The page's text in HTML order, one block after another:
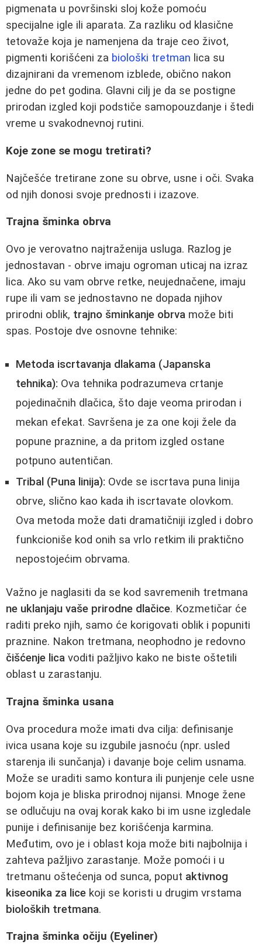
pigmenata u površinski sloj kože pomoću
specijalne igle ili aparata. Za razliku od klasične
tetovaže koja je namenjena da traje ceo život,
pigmenti korišćeni za biološki tretman lica su
dizajnirani da vremenom izblede, obično nakon
jedne do pet godina. Glavni cilj je da se postigne
prirodan izgled koji podstiče samopouzdanje i štedi
vreme u svakodnevnoj rutini.
Koje zone se mogu tretirati?
Najčešće tretirane zone su obrve, usne i oči. Svaka
od njih donosi svoje prednosti i izazove.
Trajna šminka obrva
Ovo je verovatno najtraženija usluga. Razlog je
jednostavan - obrve imaju ogroman uticaj na izraz
lica. Ako su vam obrve retke, neujednačene, imaju
rupe ili vam se jednostavno ne dopada njihov
prirodni oblik, trajno šminkanje obrva može biti
spas. Postoje dve osnovne tehnike:
Metoda iscrtavanja dlakama (Japanska
tehnika): Ova tehnika podrazumeva crtanje
pojedinačnih dlačica, što daje veoma prirodan i
mekan efekat. Savršena je za one koji žele da
popune praznine, a da pritom izgled ostane
potpuno autentičan.
Tribal (Puna linija): Ovde se iscrtava puna linija
obrve, slično kao kada ih iscrtavate olovkom.
Ova metoda može dati dramatičniji izgled i dobro
funkcioniše kod onih sa vrlo retkim ili praktično
nepostojećim obrvama.
Važno je naglasiti da se kod savremenih tretmana
ne uklanjaju vaše prirodne dlačice. Kozmetičar će
raditi preko njih, samo će korigovati oblik i popuniti
praznine. Nakon tretmana, neophodno je redovno
čišćenje lica voditi pažljivo kako ne biste oštetili
oblast u zarastanju.
Trajna šminka usana
Ova procedura može imati dva cilja: definisanje
ivica usana koje su izgubile jasnoću (npr. usled
starenja ili sunčanja) i davanje boje celim usnama.
Može se uraditi samo kontura ili punjenje cele usne
bojom koja je bliska prirodnoj nijansi. Mnoge žene
se odlučuju na ovaj korak kako bi im usne izgledale
punije i definisanije bez korišćenja karmina.
Međutim, ovo je i oblast koja može biti najbolnija i
zahteva pažljivo zarastanje. Može pomoći i u
tretmanu oštećenja od sunca, poput aktivnog
kiseonika za lice koji se koristi u drugim vrstama
bioloških tretmana.
Trajna šminka očiju (Eyeliner)